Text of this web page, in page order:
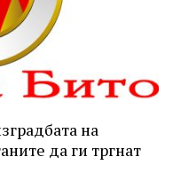
на
да ги тргнат